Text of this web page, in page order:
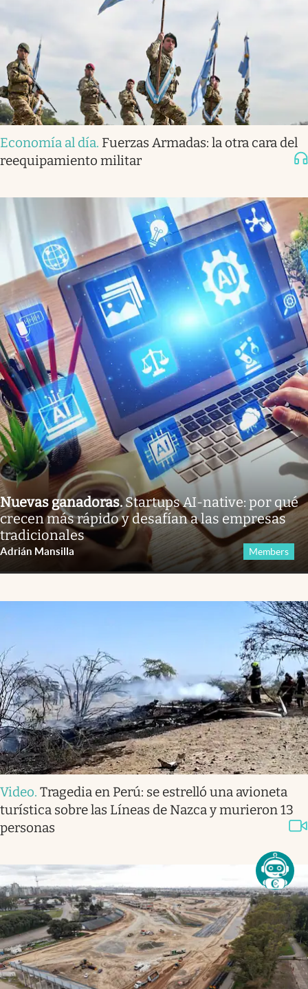
Economía al día. Fuerzas Armadas: la otra cara del
reequipamiento militar
Nuevas ganadoras.Startups AI-native: por qué
crecen más rápido y desafían a las empresas
tradicionales
Adrián Mansilla Members
Video. Tragedia en Perú: se estrelló una avioneta
turística sobre las Líneas de Nazca y murieron 13
personas